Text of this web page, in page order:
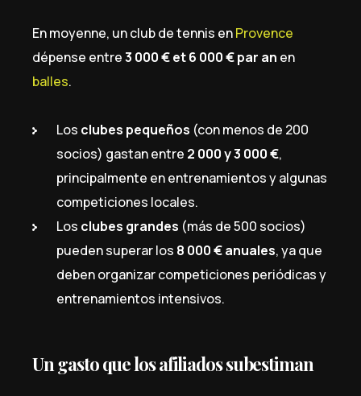
En moyenne, un club de tennis enProvence
dépense entre3 000 € et 6 000 € par an en
balles.
Los clubes pequeños (con menos de 200
socios) gastan entre 2 000 y 3 000 €,
principalmente en entrenamientos y algunas
competiciones locales.
Los clubes grandes (más de 500 socios)
pueden superar los 8 000 € anuales, ya que
deben organizar competiciones periódicas y
entrenamientos intensivos.
Un gasto que los afiliados subestiman